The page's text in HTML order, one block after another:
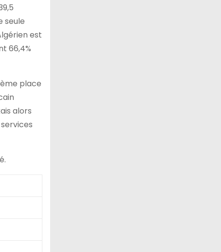
seule
est
66,4%
place
alors